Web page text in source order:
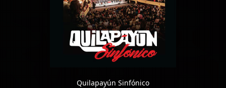
Quilapayún Sinfónico